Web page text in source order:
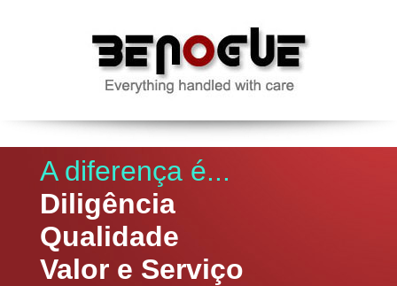
A diferença é...
Diligência
Qualidade
Valor e Serviço